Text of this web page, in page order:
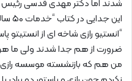
این
“انستیو رازی شاخه ای از
ضرورت از هم جدا شدند ولی ما
من هم که بازنشسته موسسه